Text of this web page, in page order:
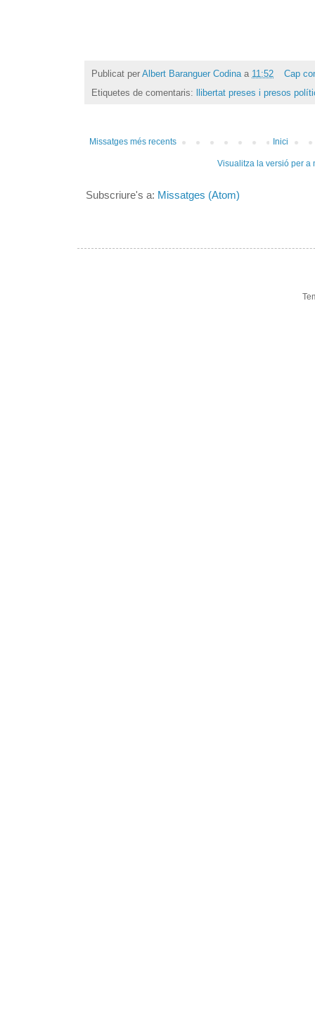
Publicat per Albert Baranguer Codina a 11:52
Cap
Etiquetes de comentaris:
llibertat preses i presos
Missatges més recents Inici
Visualitza la versió per a
Subscriure's a: Missatges (Atom)